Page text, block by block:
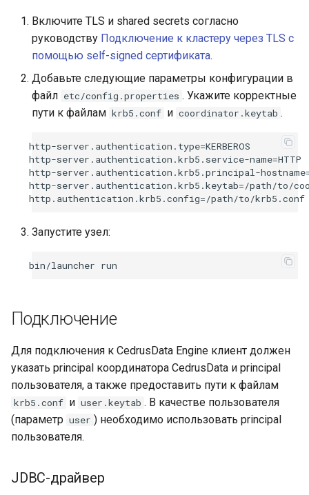
Включите TLS и shared secrets согласно
руководству Подключение к кластеру через TLS с
помощью self-signed сертификата.
Добавьте следующие параметры конфигурации в
файл etc/config.properties . Укажите корректные
пути к файлам krb5.conf и coordinator.keytab .
http-server.authentication.type=KERBEROS
http-server.authentication.krb5.service-name=HTTP
http-server.authentication.krb5.principal-
http-server.authentication.krb5.keytab=/path/to/
Запустите узел:
bin/launcher
Подключение
Для подключения к CedrusData Engine клиент должен
указать principal координатора CedrusData и principal
пользователя, а также предоставить пути к файлам
krb5.conf и user.keytab . В качестве пользователя
(параметр user ) необходимо использовать principal
пользователя.
JDBC-драйвер